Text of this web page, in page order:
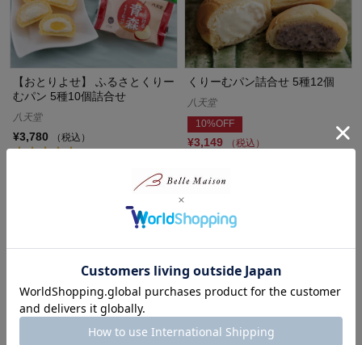
【おとりよせ】 ふるさとくりー
むパン 5種10個詰合せ
八天堂
¥3,780
（税込）
(4)
くりーむパン詰合せ 5種12個
八天堂
10%OFF
¥3,149
（税込）